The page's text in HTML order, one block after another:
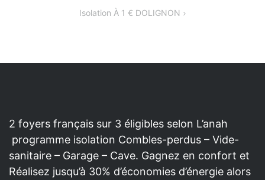
Isolation À 1 € DOLIGNON
2 foyers français sur 3 éligibles selon L’anah
programme isolation Combles-perdus – Vide-
sanitaire – Garage – Cave. Gagnez en confort et
Réalisez jusqu’à 30% d’économies d’énergie alors